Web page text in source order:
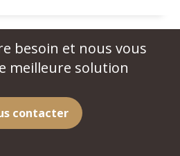
besoin et nous vous
meilleure solution
contacter